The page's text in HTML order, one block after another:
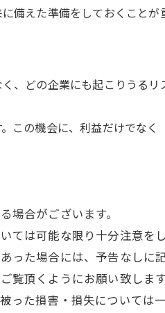
備えた準備をしておくことが
、どの企業にも起こりうる
この機会に、利益だけでな
合がございます。
ては可能な限り十分注意を
った場合には、予告なしに
覧頂くようにお願い致します
った損害・損失については